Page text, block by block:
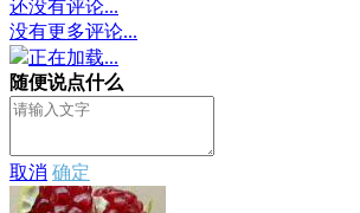
还没有评论...
没有更多评论...
正在加载...
随便说点什么
取消 确定